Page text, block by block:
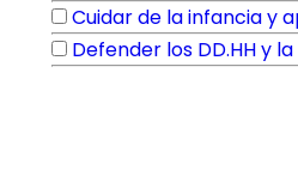
Cuidar de la infancia y
Defender los DD.HH y